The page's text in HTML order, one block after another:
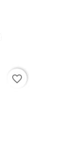
favorite_border